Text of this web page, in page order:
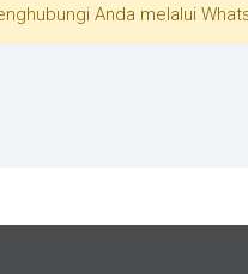
Anda melalui